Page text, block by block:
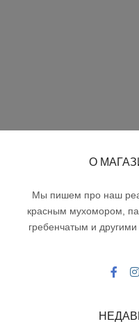
О
Мы пишем про наш
красным мухомором,
гребенчатым и